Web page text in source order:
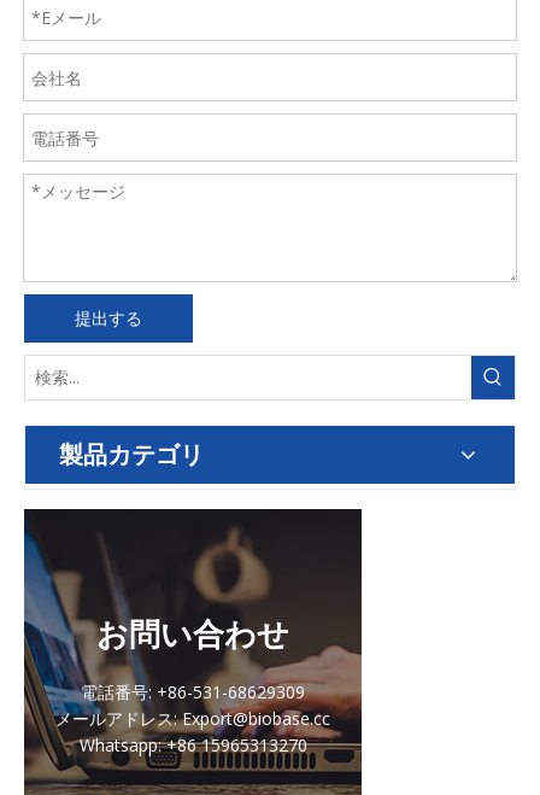
提出する
製品カテゴリ
お問い合わせ
電話番号: +86-531-68629309
メールアドレス: Export@biobase.cc
Whatsapp: +86 15965313270